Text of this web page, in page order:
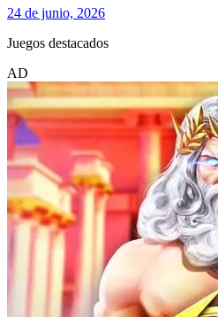
24 de junio, 2026
Juegos destacados
AD